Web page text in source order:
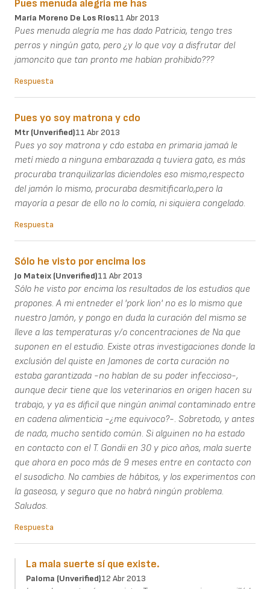
Pues menuda alegría me has
María Moreno De Los Ríos11 Abr 2013
Pues menuda alegría me has dado Patricia, tengo tres
perros y ningún gato, pero ¿y lo que voy a disfrutar del
jamoncito que tan pronto me habían prohibido???
Respuesta
Pues yo soy matrona y cdo
Mtr (unverified)11 Abr 2013
Pues yo soy matrona y cdo estaba en primaria jamaá le
metí miedo a ninguna embarazada q tuviera gato, es más
procuraba tranquilizarlas diciendoles eso mismo,respecto
del jamón lo mismo, procuraba desmitificarlo,pero la
mayoría a pesar de ello no lo comía, ni siquiera congelado.
Respuesta
Sólo he visto por encima los
Jo Mateix (unverified)11 Abr 2013
Sólo he visto por encima los resultados de los estudios que
propones. A mi entneder el 'pork lion' no es lo mismo que
nuestro Jamón, y pongo en duda la curación del mismo se
lleve a las temperaturas y/o concentraciones de Na que
suponen en el estudio. Existe otras investigaciones donde la
exclusión del quiste en Jamones de corta curación no
estaba garantizada -no hablan de su poder infeccioso-,
aunque decir tiene que los veterinarios en origen hacen su
trabajo, y ya es dificil que ningún animal contaminado entre
en cadena alimenticia -¿me equivoco?-. Sobretodo, y antes
de nada, mucho sentido común. Si alguinen no ha estado
en contacto con el T. Gondii en 30 y pico años, mala suerte
que ahora en poco más de 9 meses entre en contacto con
el susodicho. No cambies de hábitos, y los experimentos con
la gaseosa, y seguro que no habrá ningún problema.
Saludos.
Respuesta
La mala suerte sí que existe.
Paloma (unverified)12 Abr 2013